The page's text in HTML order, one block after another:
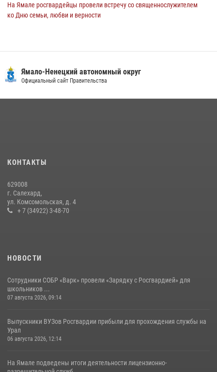
На Ямале росгвардейцы провели встречу со священнослужителем
ко Дню семьи, любви и верности
«Каникулы с Росгвардией» продолжаются на Ямале
14 июля 2026, 06:53
Ямало-Ненецкий автономный округ
Официальный сайт Правительства
КОНТАКТЫ
629008
г. Салехард,
ул. Комсомольская, д. 4
+ 7 (34922) 3-48-70
НОВОСТИ
Сотрудники СОБР «Варк» провели «Зарядку с Росгвардией» для
школьников ...
07 августа 2026, 09:14
Выпускники ВУЗов Росгвардии прибыли для прохождения службы на
Урал
06 августа 2026, 12:14
На Ямале подведены итоги деятельности лицензионно-